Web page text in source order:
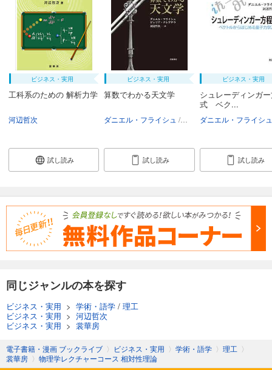
ビジネス・実用
工科系のための 解析力学
河辺哲次
試し読み
ビジネス・実用
算数でわかる天文学
ダニエル・フライシュ ジュリア・クレゲナウ 河
試し読み
ビジネス・実用
シュレーディンガ
式 ベク...
ダニエル・フライシュ
試し読み
同じジャンルの本を探す
ビジネス・実用 > 学術・語学 / 理工
ビジネス・実用 > 河辺哲次
ビジネス・実用 > 裳華房
電子書籍・漫画 ブックライブ 〉 ビジネス・実用 〉 学術・語学 〉 理工 〉
裳華房 〉 物理学レクチャーコース 相対性理論